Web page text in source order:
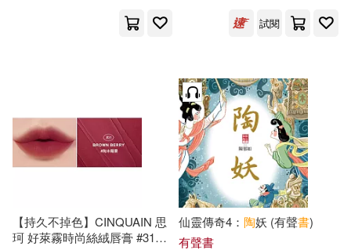
カムカムぴゅっ！(14)
右京礼音(14) 大寺義史(14)
宮?香帆(14)
庭鳥ヒナコ(14) 林定皓(14)
福建教育出版社(45)
青島出版社(45)
四川科學技術出版社(44)
試閱
【持久不掉色】CINQUAIN 思
珂 好萊霧時尚絲絨唇膏 #31陶
仙靈傳奇4： 陶妖 (有聲書)
有聲書